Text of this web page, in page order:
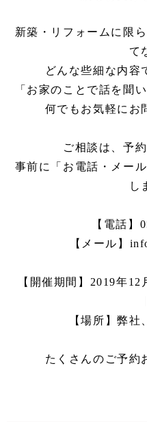
新築・リフォームに限
て
どんな些細な内容
「お家のことで話を聞
何でもお気軽にお
ご相談は、予
事前に「お電話・メー
し
【電話】
【メール】
【開催期間】2019年
【場所】弊社
たくさんのご予約